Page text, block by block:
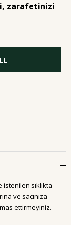
zarafetinizi
istenilen sıklıkta
ve saçınıza
ettirmeyiniz.